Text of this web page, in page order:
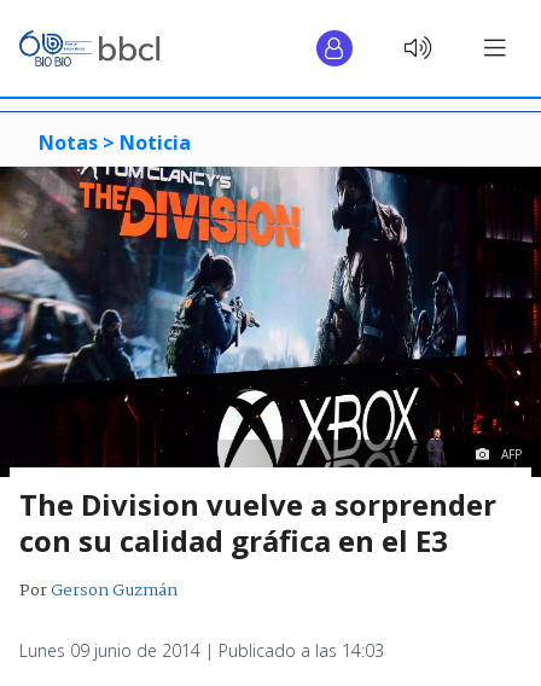
Notas > Noticia
AFP
The Division vuelve a sorprender
con su calidad gráfica en el E3
PorGerson Guzmán
Lunes 09 junio de 2014 | Publicado a las 14:03